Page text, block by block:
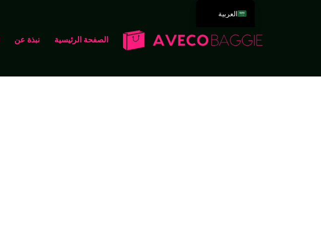
الصفحة الرئيسية نبذة عن
العربية
Deutsch
Português